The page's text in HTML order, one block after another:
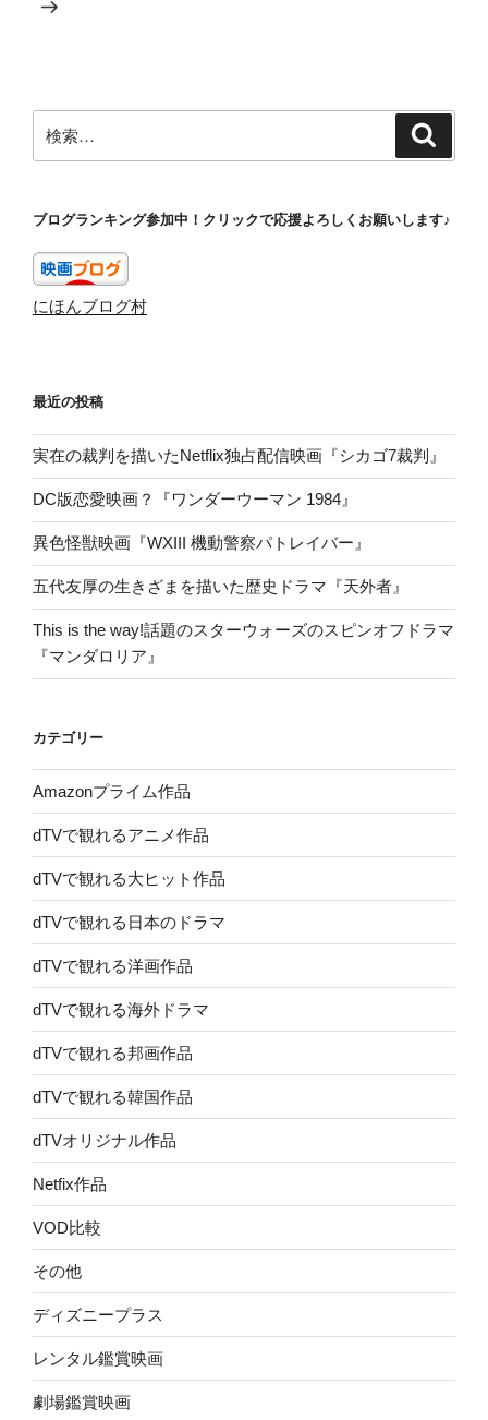
シ
索:
ブログランキング参加中！クリックで応援よろしくお願いします♪
にほんブログ村
最近の投稿
実在の裁判を描いたNetflix独占配信映画『シカゴ7裁判』
DC版恋愛映画？『ワンダーウーマン 1984』
異色怪獣映画『WXIII 機動警察パトレイバー』
五代友厚の生きざまを描いた歴史ドラマ『天外者』
This is the way!話題のスターウォーズのスピンオフドラマ
『マンダロリア』
カテゴリー
Amazonプライム作品
dTVで観れるアニメ作品
dTVで観れる大ヒット作品
dTVで観れる日本のドラマ
dTVで観れる洋画作品
dTVで観れる海外ドラマ
dTVで観れる邦画作品
dTVで観れる韓国作品
dTVオリジナル作品
Netfix作品
VOD比較
その他
ディズニープラス
レンタル鑑賞映画
劇場鑑賞映画